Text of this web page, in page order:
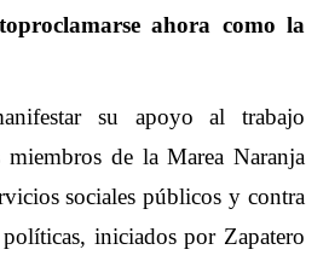
ahora como la
su apoyo al trabajo
de la Marea Naranja
sociales públicos y contra
políticas, iniciados por Zapatero